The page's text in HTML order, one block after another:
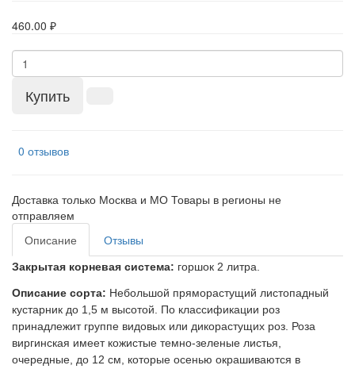
460.00 ₽
Купить
0 отзывов
Доставка только Москва и МО Товары в регионы не
отправляем
Описание
Отзывы
Закрытая корневая система: горшок 2 литра.
Описание сорта: Небольшой пряморастущий листопадный
кустарник до 1,5 м высотой. По классификации роз
принадлежит группе видовых или дикорастущих роз. Роза
виргинская имеет кожистые темно-зеленые листья,
очередные, до 12 см, которые осенью окрашиваются в